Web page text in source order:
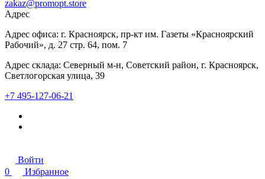
zakaz@promopt.store
Адрес
Адрес офиса: г. Красноярск, пр-кт им. Газеты «Красноярский
Рабочий», д. 27 стр. 64, пом. 7
Адрес склада: Северный м-н, Советский район, г. Красноярск,
Светлогорская улица, 39
+7 495-127-06-21
Войти
0
Избранное